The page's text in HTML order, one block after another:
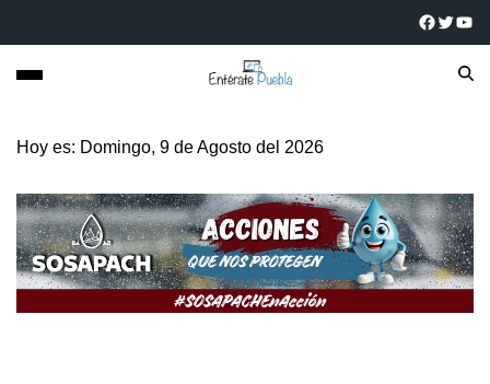
Hoy es: Domingo, 9 de Agosto del 2026